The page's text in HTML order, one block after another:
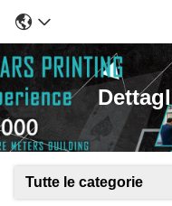
Tutte le categorie